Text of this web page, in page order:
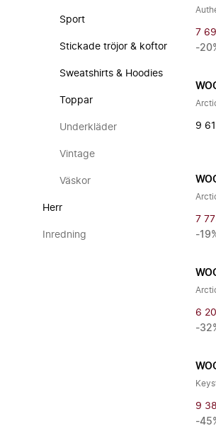
Sport
Stickade tröjor & koftor
Sweatshirts & Hoodies
Toppar
Underkläder
Vintage
Väskor
Herr
Inredning
7
-
9
7
-
6
-
9
-